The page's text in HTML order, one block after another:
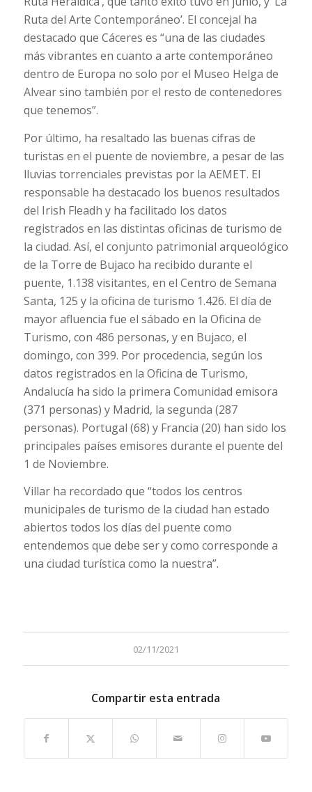
Ruta del Arte Contemporáneo’. El concejal ha
destacado que Cáceres es “una de las ciudades
más vibrantes en cuanto a arte contemporáneo
dentro de Europa no solo por el Museo Helga de
Alvear sino también por el resto de contenedores
que tenemos”.
Por último, ha resaltado las buenas cifras de
turistas en el puente de noviembre, a pesar de las
lluvias torrenciales previstas por la AEMET. El
responsable ha destacado los buenos resultados
del Irish Fleadh y ha facilitado los datos
registrados en las distintas oficinas de turismo de
la ciudad. Así, el conjunto patrimonial arqueológico
de la Torre de Bujaco ha recibido durante el
puente, 1.138 visitantes, en el Centro de Semana
Santa, 125 y la oficina de turismo 1.426. El día de
mayor afluencia fue el sábado en la Oficina de
Turismo, con 486 personas, y en Bujaco, el
domingo, con 399. Por procedencia, según los
datos registrados en la Oficina de Turismo,
Andalucía ha sido la primera Comunidad emisora
(371 personas) y Madrid, la segunda (287
personas). Portugal (68) y Francia (20) han sido los
principales países emisores durante el puente del
1 de Noviembre.
Villar ha recordado que “todos los centros
municipales de turismo de la ciudad han estado
abiertos todos los días del puente como
entendemos que debe ser y como corresponde a
una ciudad turística como la nuestra”.
02/11/2021
Compartir esta entrada